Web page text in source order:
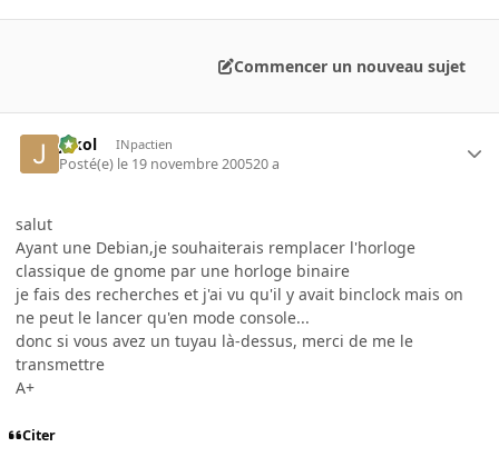
Commencer un nouveau sujet
jakol INpactien
Posté(e) le 19 novembre 200520 a
salut
Ayant une Debian,je souhaiterais remplacer l'horloge
classique de gnome par une horloge binaire
je fais des recherches et j'ai vu qu'il y avait binclock mais on
ne peut le lancer qu'en mode console...
donc si vous avez un tuyau là-dessus, merci de me le
transmettre
A+
Citer